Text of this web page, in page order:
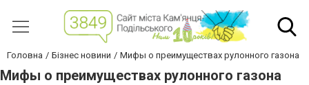
Головна Бізнес новини Мифы о преимуществах рулонного газона
Мифы о преимуществах рулонного газона